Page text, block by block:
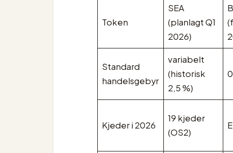
Token
SEA
(planlagt Q1
2026)
Standard
handelsgebyr
variabelt
(historisk
2,5 %)
Kjeder i 2026
19 kjeder
(OS2)